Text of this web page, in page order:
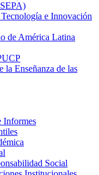
e Innovación
de América Latina
la Enseñanza de las
Informes
Social